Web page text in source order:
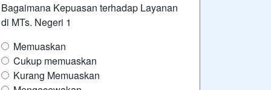
Bagaimana Kepuasan terhadap Layanan
di MTs. Negeri 1
Memuaskan
Cukup memuaskan
Kurang Memuaskan